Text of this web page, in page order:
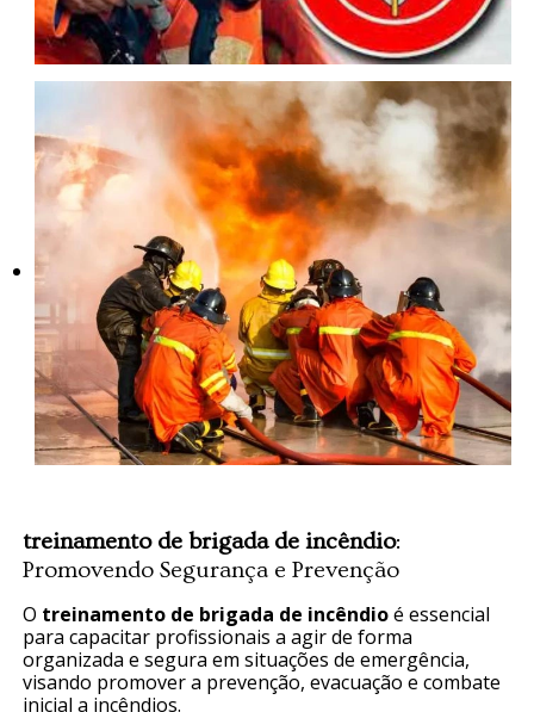
treinamento de brigada de incêndio:
Promovendo Segurança e Prevenção
O treinamento de brigada de incêndioé essencial
para capacitar profissionais a agir de forma
organizada e segura em situações de emergência,
visando promover a prevenção, evacuação e combate
inicial a incêndios.